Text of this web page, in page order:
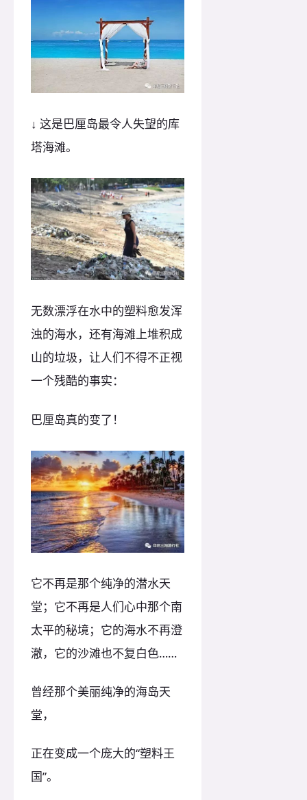
↓ 这是巴厘岛最令人失望的库
塔海滩。
无数漂浮在水中的塑料愈发浑
浊的海水，还有海滩上堆积成
山的垃圾，让人们不得不正视
一个残酷的事实：
巴厘岛真的变了！
它不再是那个纯净的潜水天
堂；它不再是人们心中那个南
太平的秘境；它的海水不再澄
澈，它的沙滩也不复白色……
曾经那个美丽纯净的海岛天
堂，
正在变成一个庞大的“塑料王
国”。